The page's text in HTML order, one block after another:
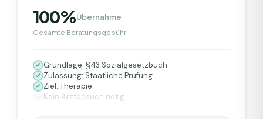
100%Übernahme
Gesamte Beratungsgebühr
Grundlage: §43 Sozialgesetzbuch
Zulassung: Staatliche Prüfung
Ziel: Therapie
Kein Arztbesuch nötig